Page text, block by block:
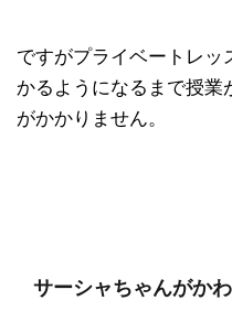
ですがプライベートレッ
かるようになるまで授
がかかりません。
サーシャちゃんがか